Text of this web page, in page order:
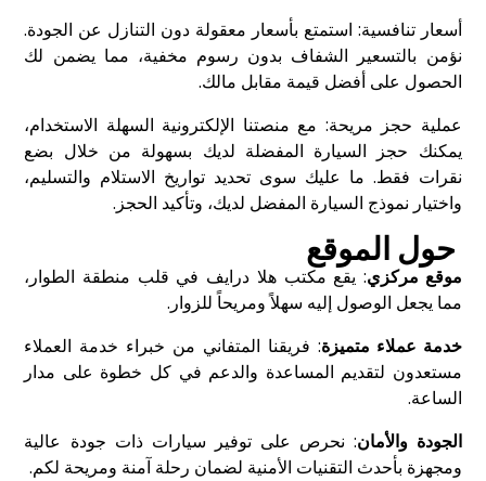
أسعار تنافسية: استمتع بأسعار معقولة دون التنازل عن الجودة.
نؤمن بالتسعير الشفاف بدون رسوم مخفية، مما يضمن لك
الحصول على أفضل قيمة مقابل مالك.
عملية حجز مريحة: مع منصتنا الإلكترونية السهلة الاستخدام،
يمكنك حجز السيارة المفضلة لديك بسهولة من خلال بضع
نقرات فقط. ما عليك سوى تحديد تواريخ الاستلام والتسليم،
واختيار نموذج السيارة المفضل لديك، وتأكيد الحجز.
حول الموقع
موقع مركزي: يقع مكتب هلا درايف في قلب منطقة الطوار،
مما يجعل الوصول إليه سهلاً ومريحاً للزوار.
خدمة عملاء متميزة: فريقنا المتفاني من خبراء خدمة العملاء
مستعدون لتقديم المساعدة والدعم في كل خطوة على مدار
الساعة.
الجودة والأمان: نحرص على توفير سيارات ذات جودة عالية
ومجهزة بأحدث التقنيات الأمنية لضمان رحلة آمنة ومريحة لكم.